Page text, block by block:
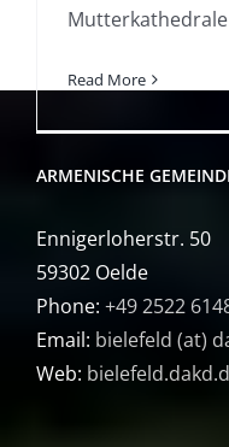
Mutterkathedrale
Read More
ARMENISCHE
Ennigerloherstr. 50
59302 Oelde
Phone: +49 2522
Email: bielefeld (at)
Web: